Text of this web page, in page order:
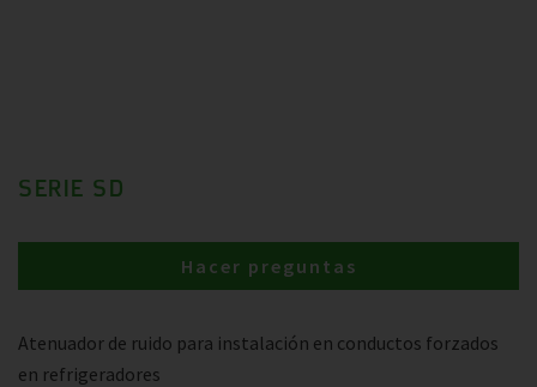
SERIE SD
Atenuador de ruido para instalación en conductos forzados
en refrigeradores
Hacer preguntas